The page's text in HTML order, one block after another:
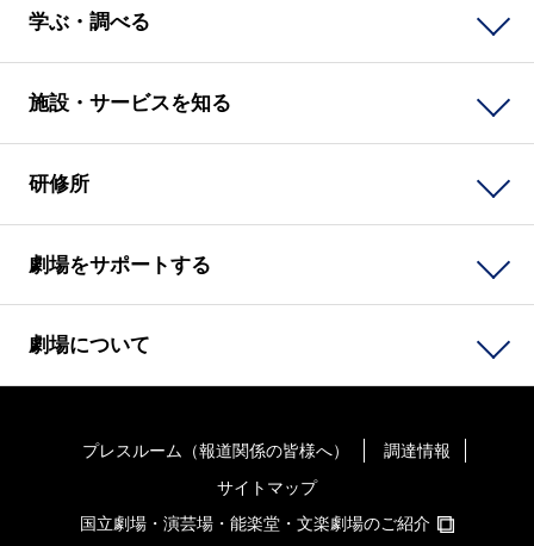
学ぶ・調べる
施設・サービスを知る
研修所
劇場をサポートする
劇場について
プレスルーム（報道関係の皆様へ）
調達情報
サイトマップ
国立劇場・演芸場・能楽堂・文楽劇場のご紹介